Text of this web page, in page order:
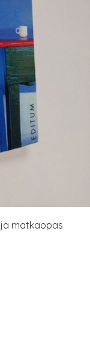
ja matkaopas